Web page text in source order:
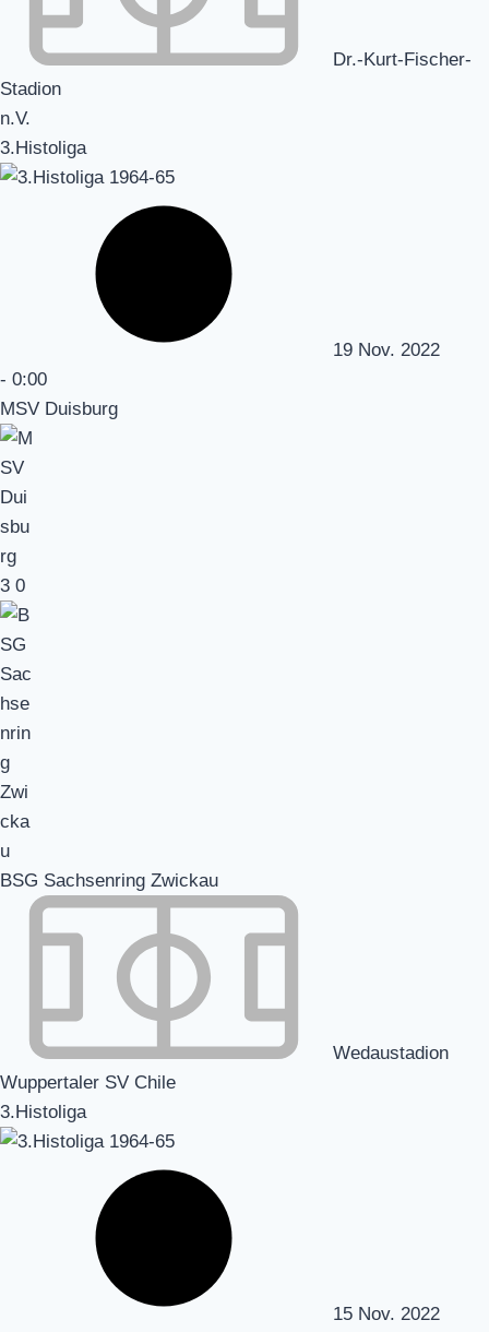
Dr.-Kurt-Fischer-
Stadion
n.V.
3.Histoliga
19 Nov. 2022
- 0:00
MSV Duisburg
3 0
BSG Sachsenring Zwickau
Wedaustadion
Wuppertaler SV Chile
3.Histoliga
15 Nov. 2022